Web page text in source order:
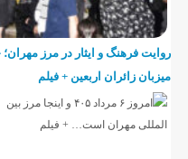
روایت فرهنگ و ایثار در مرز
میزبان زائران اربعین + فیلم